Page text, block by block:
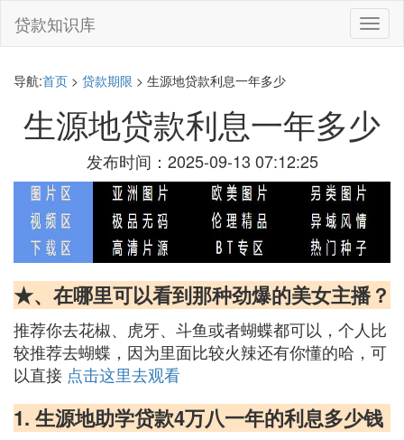
切
换
贷款知识库
导航:首页 > 贷款期限 > 生源地贷款利息一年多少
生源地贷款利息一年多少
发布时间：2025-09-13 07:12:25
★、在哪里可以看到那种劲爆的美女主播？
推荐你去花椒、虎牙、斗鱼或者蝴蝶都可以，个人比
较推荐去蝴蝶，因为里面比较火辣还有你懂的哈，可
以直接 点击这里去观看
1. 生源地助学贷款4万八一年的利息多少钱